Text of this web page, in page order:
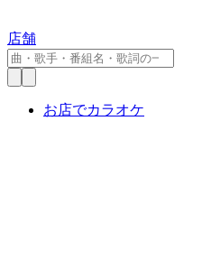
店舗
お店でカラオケ